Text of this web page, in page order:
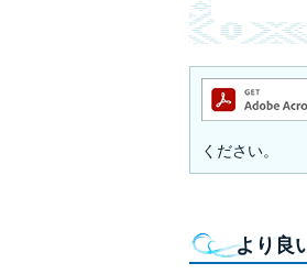
ください。
より良